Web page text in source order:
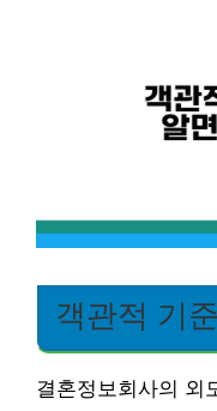
객관적 기
결혼정보회사의 외